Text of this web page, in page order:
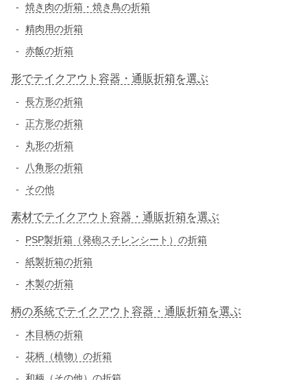
焼き肉の折箱・焼き鳥の折箱
精肉用の折箱
赤飯の折箱
形でテイクアウト容器・通販折箱を選ぶ
長方形の折箱
正方形の折箱
丸形の折箱
八角形の折箱
その他
素材でテイクアウト容器・通販折箱を選ぶ
PSP製折箱（発砲スチレンシート）の折箱
紙製折箱の折箱
木製の折箱
柄の系統でテイクアウト容器・通販折箱を選ぶ
木目柄の折箱
花柄（植物）の折箱